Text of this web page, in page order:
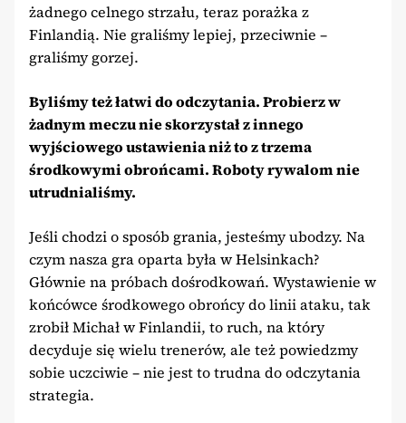
żadnego celnego strzału, teraz porażka z
Finlandią. Nie graliśmy lepiej, przeciwnie –
graliśmy gorzej.
Byliśmy też łatwi do odczytania. Probierz w
żadnym meczu nie skorzystał z innego
wyjściowego ustawienia niż to z trzema
środkowymi obrońcami. Roboty rywalom nie
utrudnialiśmy.
Jeśli chodzi o sposób grania, jesteśmy ubodzy. Na
czym nasza gra oparta była w Helsinkach?
Głównie na próbach dośrodkowań. Wystawienie w
końcówce środkowego obrońcy do linii ataku, tak
zrobił Michał w Finlandii, to ruch, na który
decyduje się wielu trenerów, ale też powiedzmy
sobie uczciwie – nie jest to trudna do odczytania
strategia.